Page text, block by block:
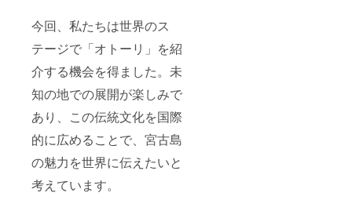
今回、私たちは世界のス
テージで「オトーリ」を紹
介する機会を得ました。未
知の地での展開が楽しみで
あり、この伝統文化を国際
的に広めることで、宮古島
の魅力を世界に伝えたいと
考えています。